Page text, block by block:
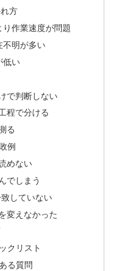
方
作業速度が問題
不明が多い
低い
で判断しない
程で分ける
る
例
めない
でしまう
していない
変えなかった
クリスト
る質問